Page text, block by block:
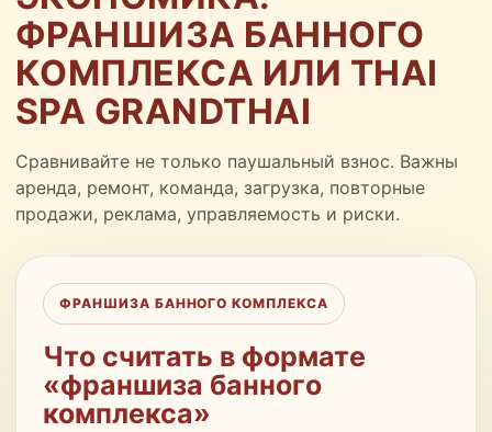
ФРАНШИЗА БАННОГО
КОМПЛЕКСА ИЛИ THAI
SPA GRANDTHAI
Сравнивайте не только паушальный взнос. Важны
аренда, ремонт, команда, загрузка, повторные
продажи, реклама, управляемость и риски.
ФРАНШИЗА БАННОГО КОМПЛЕКСА
Что считать в формате
«франшиза банного
комплекса»